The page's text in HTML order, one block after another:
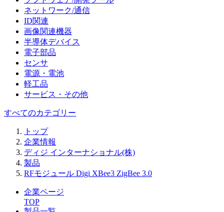
ネットワーク/通信
ID関連
画像関連機器
半導体デバイス
電子部品
センサ
電源・電池
軽工品
サービス・その他
すべてのカテゴリー
トップ
企業情報
ディジ インターナショナル(株)
製品
RFモジュール Digi XBee3 ZigBee 3.0
企業ページ
TOP